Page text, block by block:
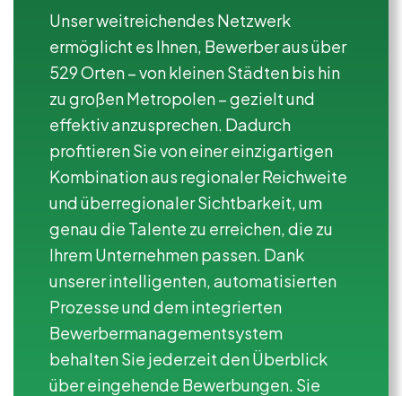
Unser weitreichendes Netzwerk
ermöglicht es Ihnen, Bewerber aus über
529 Orten – von kleinen Städten bis hin
zu großen Metropolen – gezielt und
effektiv anzusprechen. Dadurch
profitieren Sie von einer einzigartigen
Kombination aus regionaler Reichweite
und überregionaler Sichtbarkeit, um
genau die Talente zu erreichen, die zu
Ihrem Unternehmen passen. Dank
unserer intelligenten, automatisierten
Prozesse und dem integrierten
Bewerbermanagementsystem
behalten Sie jederzeit den Überblick
über eingehende Bewerbungen. Sie